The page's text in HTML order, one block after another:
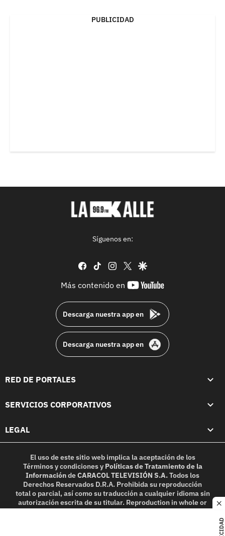
PUBLICIDAD
Síguenos en:
facebook
tiktok instagram
twittergoogle
Más contenido en
youtube-
Descarga nuestra app en
Descarga nuestra app en
RED DE PORTALES
SERVICIOS CORPORATIVOS
LEGAL
El uso de este sitio web implica la aceptación de los
Términos y condicionesy Políticas de Tratamiento de la
InformacióndeCARACOL TELEVISIÓN S.A.Todos los
Derechos Reservados D.R.A. Prohibida su reproducción
total o parcial, así como su traducción a cualquier idioma sin
autorización escrita de su titular. Reproduction in whole or
in part, or translation without written permission is